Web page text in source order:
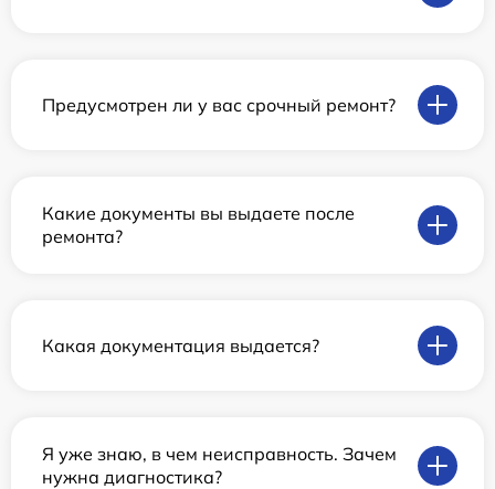
Предусмотрен ли у вас срочный ремонт?
Какие документы вы выдаете после
ремонта?
Какая документация выдается?
Я уже знаю, в чем неисправность. Зачем
нужна диагностика?